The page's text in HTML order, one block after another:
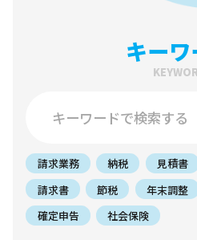
キーワ
請求業務 納税 見積書
請求書
節税 年末調整
確定申告
社会保険